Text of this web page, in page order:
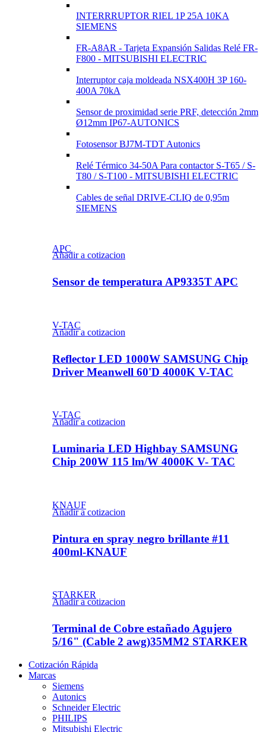
INTERRRUPTOR RIEL 1P 25A 10KA
SIEMENS
FR-A8AR - Tarjeta Expansión Salidas Relé FR-
F800 - MITSUBISHI ELECTRIC
Interruptor caja moldeada NSX400H 3P 160-
400A 70kA
Sensor de proximidad serie PRF, detección 2mm
Ø12mm IP67-AUTONICS
Fotosensor BJ7M-TDT Autonics
Relé Térmico 34-50A Para contactor S-T65 / S-
T80 / S-T100 - MITSUBISHI ELECTRIC
Cables de señal DRIVE-CLIQ de 0,95m
SIEMENS
APC
Añadir a cotizacion
Sensor de temperatura AP9335T APC
V-TAC
Añadir a cotizacion
Reflector LED 1000W SAMSUNG Chip
Driver Meanwell 60'D 4000K V-TAC
V-TAC
Añadir a cotizacion
Luminaria LED Highbay SAMSUNG
Chip 200W 115 lm/W 4000K V- TAC
KNAUF
Añadir a cotizacion
Pintura en spray negro brillante #11
400ml-KNAUF
STARKER
Añadir a cotizacion
Terminal de Cobre estañado Agujero
5/16" (Cable 2 awg)35MM2 STARKER
Cotización Rápida
Marcas
Siemens
Autonics
Schneider Electric
PHILIPS
Mitsubishi Electric